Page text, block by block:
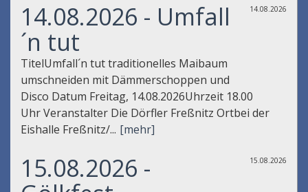
14.08.2026
14.08.2026 - Umfall
´n tut
TitelUmfall´n tut traditionelles Maibaum
umschneiden mit Dämmerschoppen und
Disco Datum Freitag, 14.08.2026Uhrzeit 18.00
Uhr Veranstalter Die Dörfler Freßnitz Ortbei der
Eishalle Freßnitz/... [mehr]
15.08.2026
15.08.2026 -